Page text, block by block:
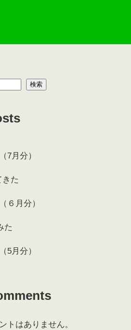
検索
7月分）
きた
６月分）
た
5月分）
トはありません。